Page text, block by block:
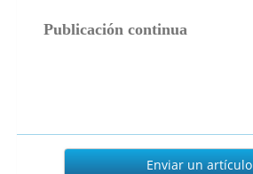
Publicación continua
Enviar
Enviar un artículo